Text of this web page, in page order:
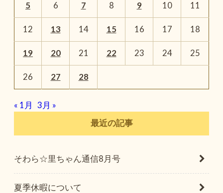
5 6 7 8 9 10 11
12 13 14 15 16 17 18
19 20 21 22 23 24 25
26 27 28
« 1月 3月 »
最近の記事
そわら☆里ちゃん通信8月号
夏季休暇について